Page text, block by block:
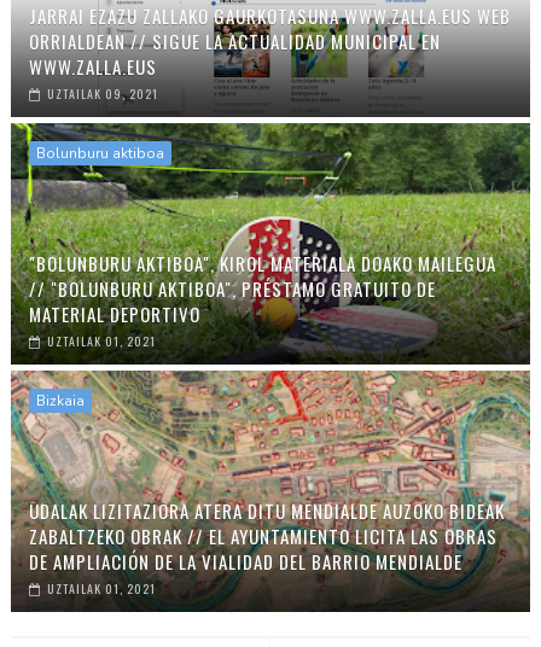
JARRAI EZAZU ZALLAKO GAURKOTASUNA WWW.ZALLA.EUS WEB
ORRIALDEAN // SIGUE LA ACTUALIDAD MUNICIPAL EN
WWW.ZALLA.EUS
UZTAILAK 09, 2021
Bolunburu aktiboa
"BOLUNBURU AKTIBOA", KIROL MATERIALA DOAKO MAILEGUA
// "BOLUNBURU AKTIBOA", PRÉSTAMO GRATUITO DE
MATERIAL DEPORTIVO
UZTAILAK 01, 2021
Bizkaia
UDALAK LIZITAZIORA ATERA DITU MENDIALDE AUZOKO BIDEAK
ZABALTZEKO OBRAK // EL AYUNTAMIENTO LICITA LAS OBRAS
DE AMPLIACIÓN DE LA VIALIDAD DEL BARRIO MENDIALDE
UZTAILAK 01, 2021